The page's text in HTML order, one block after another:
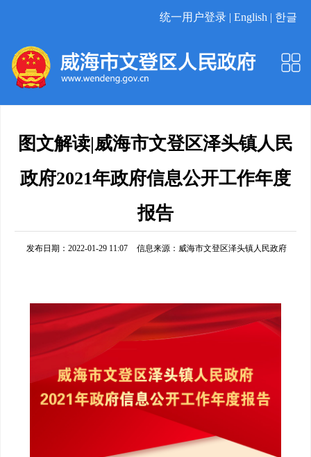
统一用户登录 | English | 한글
图文解读|威海市文登区泽头镇人民
政府2021年政府信息公开工作年度
报告
发布日期：2022-01-29 11:07 信息来源： 威海市文登区泽头镇人民政府